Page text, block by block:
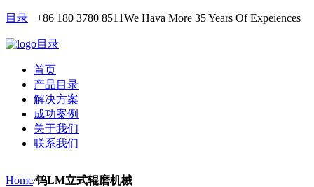
目录 +86 180 3780 8511We Hava More 35 Years Of Expeiences
目录
首页
产品目录
解决方案
成功案例
关于我们
联系我们
Home/钨LM立式辊磨机械